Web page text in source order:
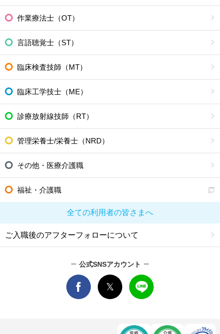
作業療法士（OT）
言語聴覚士（ST）
臨床検査技師（MT）
臨床工学技士（ME）
診療放射線技師（RT）
管理栄養士/栄養士（NRD）
その他・医療介護職
福祉・介護職
全ての利用者の皆さまへ
ご入職後のアフターフォローについて
公式SNSアカウント